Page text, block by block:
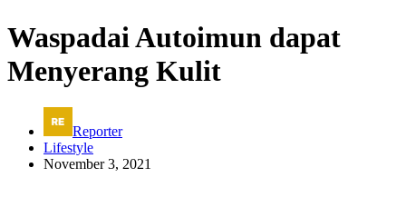
Waspadai Autoimun dapat
Menyerang Kulit
Reporter
Lifestyle
November 3, 2021